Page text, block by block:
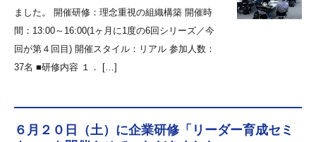
ました。 開催研修：理念重視の組織構築 開催時
間：13:00～16:00(1ヶ月に1度の6回シリーズ／今
回が第４回目) 開催スタイル：リアル 参加人数：
37名 ■研修内容 １． […]
６月２０日（土）に企業研修「リーダー育成セミ